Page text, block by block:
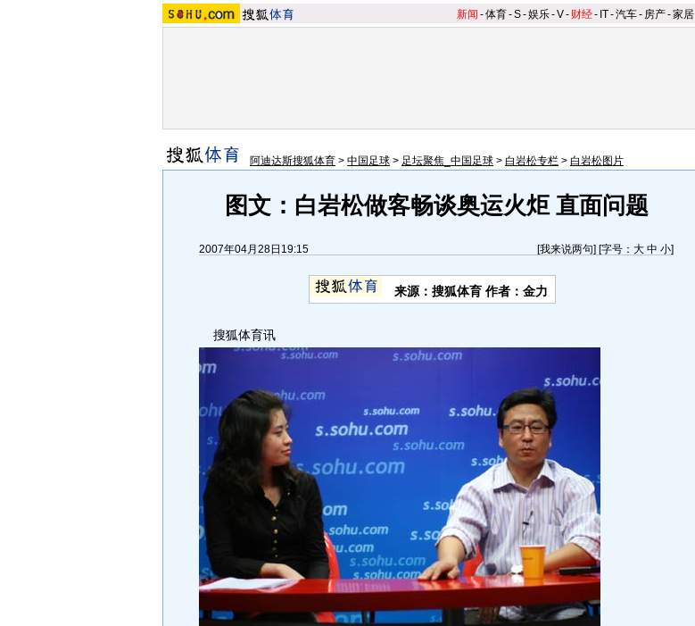
新闻 -体育-S-娱乐-V- 财经- IT-汽车- 房产-家居
阿迪达斯搜狐体育 > 中国足球 > 足坛聚焦_中国足球 > 白岩松专栏 > 白岩松图片
图文：白岩松做客畅谈奥运火炬 直面问题
2007年04月28日19:15 [我来说两句] [字号： 大 中 小]
来源：搜狐体育 作者：金力
搜狐体育讯